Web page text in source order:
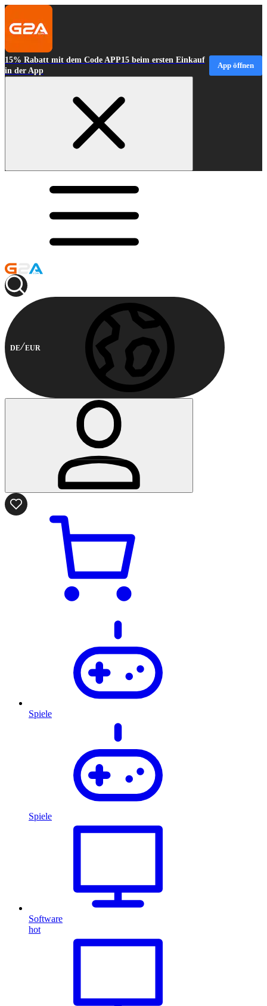
15% Rabatt mit dem Code APP15 beim ersten Einkauf
in der App
App öffnen
DE EUR
Spiele
Spiele
Software
hot